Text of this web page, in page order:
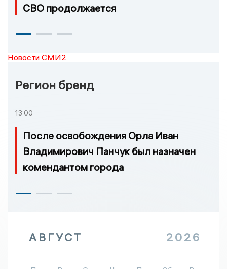
СВО продолжается
Новости СМИ2
Регион бренд
13:00
После освобождения Орла Иван
Владимирович Панчук был назначен
комендантом города
АВГУСТ 2026